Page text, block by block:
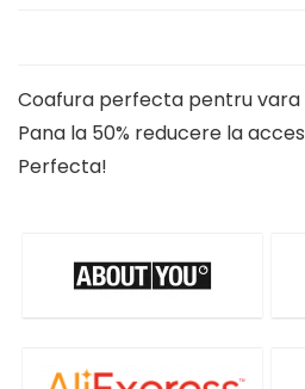
Coafura perfecta pentru vara
Pana la 50% reducere la
Perfecta!